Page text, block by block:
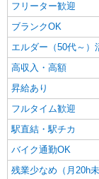
派遣社員
株式会社kotrio /
フリーター歓迎
ブランクOK
エルダー（50代～）
高収入・高額
昇給あり
フルタイム歓迎
駅直結・駅チカ
バイク通勤OK
残業少なめ（月20h未